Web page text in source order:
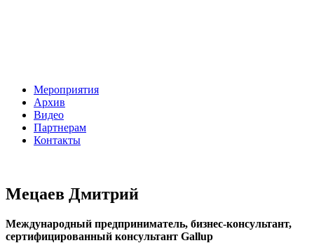
Мероприятия
Архив
Видео
Партнерам
Контакты
Мецаев Дмитрий
Международный предприниматель, бизнес-консультант,
сертифицированный консультант Gallup